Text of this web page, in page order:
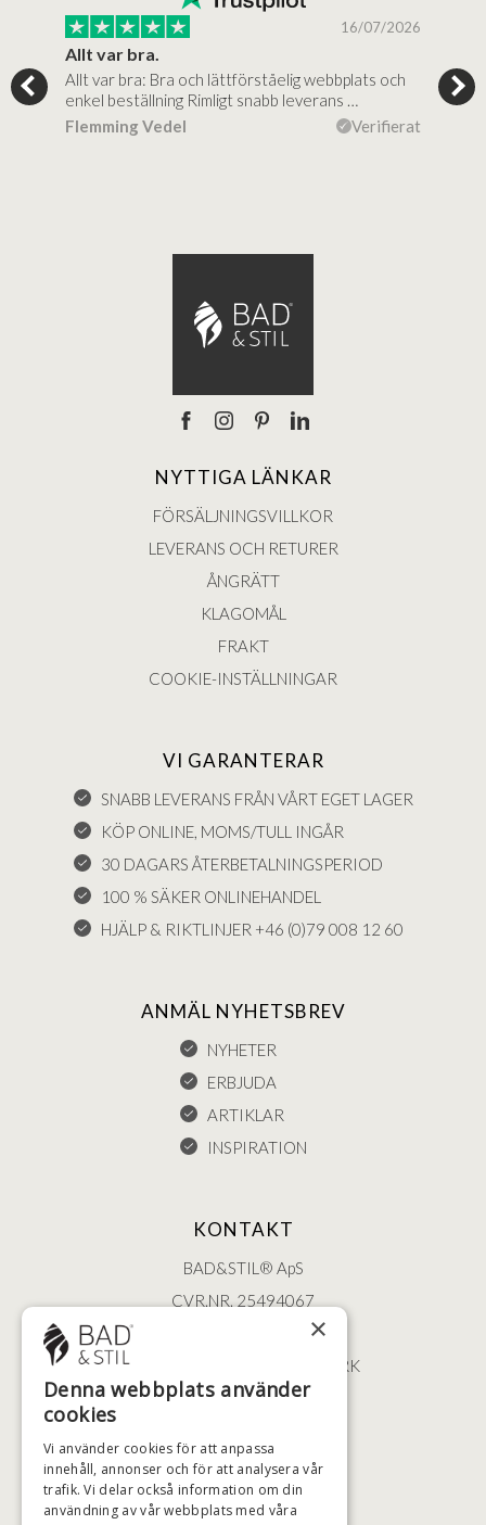
16/07/2026
Allt var bra.
Allt var bra: Bra och lättförståelig webbplats och
enkel beställning Rimligt snabb leverans …
Flemming Vedel
Verifierat
Jag
NYTTIGA LÄNKAR
FÖRSÄLJNINGSVILLKOR
LEVERANS OCH RETURER
ÅNGRÄTT
KLAGOMÅL
FRAKT
COOKIE-INSTÄLLNINGAR
VI GARANTERAR
SNABB LEVERANS FRÅN VÅRT EGET LAGER
KÖP ONLINE, MOMS/TULL INGÅR
30 DAGARS ÅTERBETALNINGSPERIOD
100 % SÄKER ONLINEHANDEL
HJÄLP & RIKTLINJER +46 (0)79 008 12 60
ANMÄL NYHETSBREV
NYHETER
ERBJUDA
ARTIKLAR
INSPIRATION
KONTAKT
BAD&STIL® ApS
CVR.NR. 25494067
ØSTERBROGADE 202
2100 KØBENHAVN • DANMARK
+46 (0)79 008 12 60
HÖGSTA KREDITVÄRDIGHET
×
Denna webbplats använder
cookies
Vi använder cookies för att anpassa
innehåll, annonser och för att analysera vår
trafik. Vi delar också information om din
användning av vår webbplats med våra